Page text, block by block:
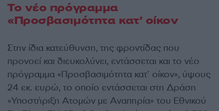
Το νέο πρόγραμμα
«Προσβασιμότητα κατ’ οίκον
Στην ίδια κατεύθυνση, της φροντίδας που
προνοεί και διευκολύνει, εντάσσεται και το νέο
πρόγραμμα «Προσβασιμότητα κατ’ οίκον», ύψους
24 εκ. ευρώ, το οποίο εντάσσεται στη Δράση
«Υποστήριξη Ατομών με Αναπηρία» του Εθνικού